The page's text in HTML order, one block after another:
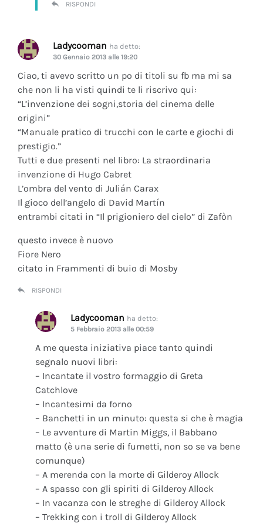
RISPONDI
Ladycooman ha detto:
30 Gennaio 2013 alle 19:20
Ciao, ti avevo scritto un po di titoli su fb ma mi sa
che non li ha visti quindi te li riscrivo qui:
“L’invenzione dei sogni,storia del cinema delle
origini”
“Manuale pratico di trucchi con le carte e giochi di
prestigio.”
Tutti e due presenti nel libro: La straordinaria
invenzione di Hugo Cabret
L’ombra del vento di Julián Carax
Il gioco dell’angelo di David Martín
entrambi citati in “Il prigioniero del cielo” di Zafòn
questo invece è nuovo
Fiore Nero
citato in Frammenti di buio di Mosby
RISPONDI
Ladycooman ha detto:
5 Febbraio 2013 alle 00:59
A me questa iniziativa piace tanto quindi
segnalo nuovi libri:
– Incantate il vostro formaggio di Greta
Catchlove
– Incantesimi da forno
– Banchetti in un minuto: questa si che è magia
– Le avventure di Martin Miggs, il Babbano
matto (è una serie di fumetti, non so se va bene
comunque)
– A merenda con la morte di Gilderoy Allock
– A spasso con gli spiriti di Gilderoy Allock
– In vacanza con le streghe di Gilderoy Allock
– Trekking con i troll di Gilderoy Allock